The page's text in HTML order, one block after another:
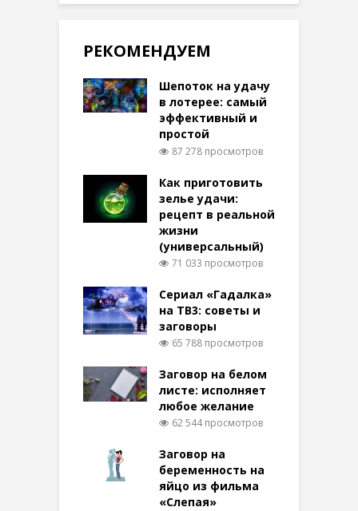
РЕКОМЕНДУЕМ
Шепоток на удачу
в лотерее: самый
эффективный и
простой
87 278 просмотров
Как приготовить
зелье удачи:
рецепт в реальной
жизни
(универсальный)
71 033 просмотров
Сериал «Гадалка»
на ТВ3: советы и
заговоры
65 788 просмотров
Заговор на белом
листе: исполняет
любое желание
62 544 просмотров
Заговор на
беременность на
яйцо из фильма
«Слепая»